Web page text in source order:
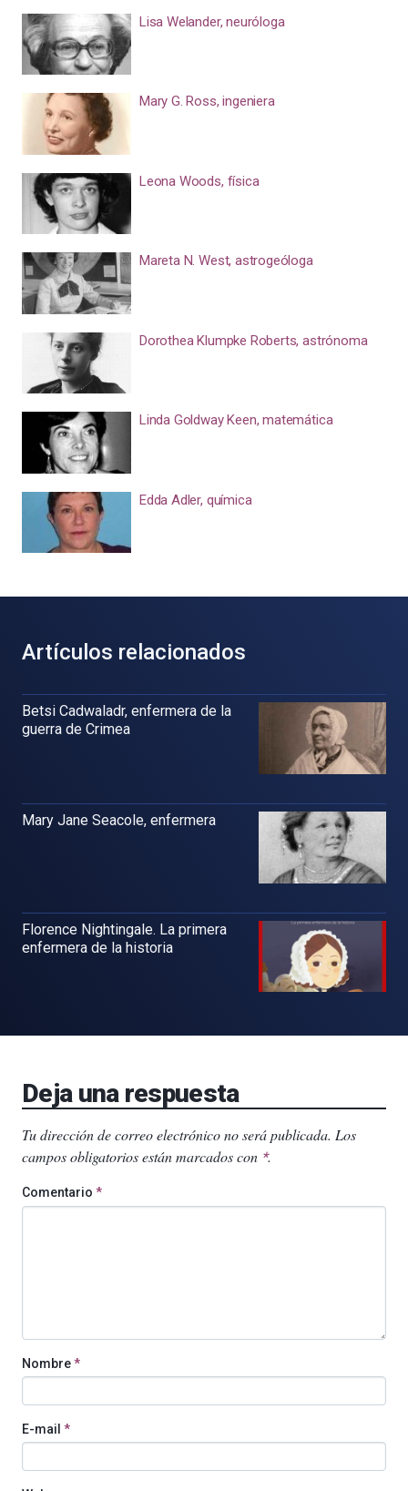
Lisa Welander, neuróloga
Mary G. Ross, ingeniera
Leona Woods, física
Mareta N. West, astrogeóloga
Dorothea Klumpke Roberts, astrónoma
Linda Goldway Keen, matemática
Edda Adler, química
Artículos relacionados
Betsi Cadwaladr, enfermera de la
guerra de Crimea
Mary Jane Seacole, enfermera
Florence Nightingale. La primera
enfermera de la historia
Deja una respuesta
Tu dirección de correo electrónico no será publicada. Los
campos obligatorios están marcados con *.
Comentario *
Nombre*
E-mail *